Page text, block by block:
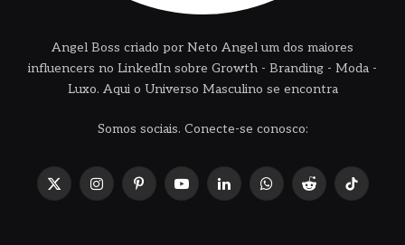
Angel Boss criado por Neto Angel um dos maiores
influencers no LinkedIn sobre Growth - Branding - Moda -
Luxo. Aqui o Universo Masculino se encontra
Somos sociais. Conecte-se conosco:
X
InstagramPinterestYouTubeLinkedInWhatsApp
Reddit TikTok